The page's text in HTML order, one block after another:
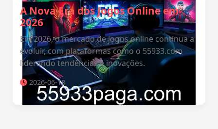
A Nova Era dos Jogos Online em
2026
Em 2026, o mercado de jogos online continua a
evoluir, com plataformas como o 55933.com
liderando tendências e inovações.
2026-06-18